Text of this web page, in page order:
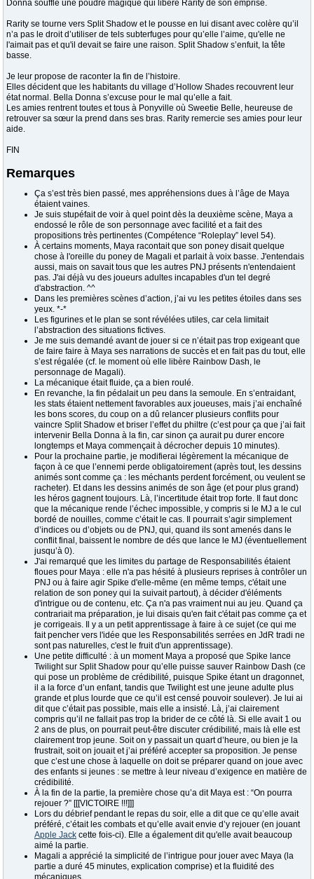
Donna souffle une poudre magique qui libère Rarity de son emprise.
Rarity se tourne vers Split Shadow et le pousse en lui disant avec colère qu’il
n’a pas le droit d’utiliser de tels subterfuges pour qu’elle l’aime, qu'elle ne
l'aimait pas et qu'il devait se faire une raison. Split Shadow s’enfuit, la tête
basse.
Je leur propose de raconter la fin de l’histoire.
Elles décident que les habitants du village d’Hollow Shades recouvrent leur
état normal. Bella Donna s’excuse pour le mal qu’elle a fait.
Les amies rentrent toutes et tous à Ponyville où Sweetie Belle, heureuse de
retrouver sa sœur la prend dans ses bras. Rarity remercie ses amies pour leur
aide.
FIN
Remarques
Ça s’est très bien passé, mes appréhensions dues à l’âge de Maya
étaient vaines.
Je suis stupéfait de voir à quel point dès la deuxième scène, Maya a
endossé le rôle de son personnage avec facilité et a fait des
propositions très pertinentes (Compétence “Roleplay” level 54).
À certains moments, Maya racontait que son poney disait quelque
chose à l'oreille du poney de Magali et parlait à voix basse. J'entendais
aussi, mais on savait tous que les autres PNJ présents n'entendaient
pas. J'ai déjà vu des joueurs adultes incapables d'un tel degré
d'abstraction. ^^
Dans les premières scènes d’action, j’ai vu les petites étoiles dans ses
yeux. *-*
Les figurines et le plan se sont révélées utiles, car cela limitait
l’abstraction des situations fictives.
Je me suis demandé avant de jouer si ce n’était pas trop exigeant que
de faire faire à Maya ses narrations de succès et en fait pas du tout, elle
s’est régalée (cf. le moment où elle libère Rainbow Dash, le
personnage de Magali).
La mécanique était fluide, ça a bien roulé.
En revanche, la fin pédalait un peu dans la semoule. En s’entraidant,
les stats étaient nettement favorables aux joueuses, mais j’ai enchaîné
les bons scores, du coup on a dû relancer plusieurs conflits pour
vaincre Split Shadow et briser l’effet du philtre (c’est pour ça que j’ai fait
intervenir Bella Donna à la fin, car sinon ça aurait pu durer encore
longtemps et Maya commençait à décrocher depuis 10 minutes).
Pour la prochaine partie, je modifierai légèrement la mécanique de
façon à ce que l’ennemi perde obligatoirement (après tout, les dessins
animés sont comme ça : les méchants perdent forcément, ou veulent se
racheter). Et dans les dessins animés de son âge (et pour plus grand)
les héros gagnent toujours. Là, l’incertitude était trop forte. Il faut donc
que la mécanique rende l’échec impossible, y compris si le MJ a le cul
bordé de nouilles, comme c’était le cas. Il pourrait s’agir simplement
d’indices ou d’objets ou de PNJ, qui, quand ils sont amenés dans le
conflit final, baissent le nombre de dés que lance le MJ (éventuellement
jusqu’à 0).
J'ai remarqué que les limites du partage de Responsabilités étaient
floues pour Maya : elle n'a pas hésité à plusieurs reprises à contrôler un
PNJ ou à faire agir Spike d'elle-même (en même temps, c'était une
relation de son poney qui la suivait partout), à décider d'éléments
d'intrigue ou de contenu, etc. Ça n'a pas vraiment nui au jeu. Quand ça
contrariait ma préparation, je lui disais qu'en fait c'était pas comme ça et
je corrigeais. Il y a un petit apprentissage à faire à ce sujet (ce qui me
fait pencher vers l'idée que les Responsabilités serrées en JdR tradi ne
sont pas naturelles, c'est le fruit d'un apprentissage).
Une petite difficulté : à un moment Maya a proposé que Spike lance
Twilight sur Split Shadow pour qu’elle puisse sauver Rainbow Dash (ce
qui pose un problème de crédibilité, puisque Spike étant un dragonnet,
il a la force d’un enfant, tandis que Twilight est une jeune adulte plus
grande et plus lourde que ce qu’il est censé pouvoir soulever). Je lui ai
dit que c’était pas possible, mais elle a insisté. Là, j’ai clairement
compris qu’il ne fallait pas trop la brider de ce côté là. Si elle avait 1 ou
2 ans de plus, on pourrait peut-être discuter crédibilité, mais là elle est
clairement trop jeune. Soit on y passait un quart d’heure, ou bien je la
frustrait, soit on jouait et j’ai préféré accepter sa proposition. Je pense
que c’est une chose à laquelle on doit se préparer quand on joue avec
des enfants si jeunes : se mettre à leur niveau d’exigence en matière de
crédibilité.
À la fin de la partie, la première chose qu’a dit Maya est : “On pourra
rejouer ?” [[[VICTOIRE !!!]]]
Lors du débrief pendant le repas du soir, elle a dit que ce qu’elle avait
préféré, c’était les combats et qu’elle avait envie d’y rejouer (en jouant
Apple Jack cette fois-ci). Elle a également dit qu'elle avait beaucoup
aimé la partie.
Magali a apprécié la simplicité de l’intrigue pour jouer avec Maya (la
partie a duré 45 minutes, explication comprise) et la fluidité des
mécaniques.